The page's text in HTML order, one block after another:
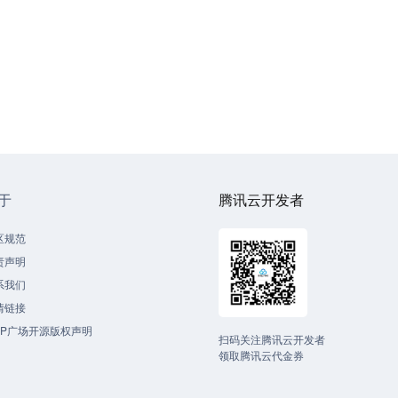
规范
声明
我们
链接
广场开源版权声明
腾讯云开发者
扫码关注腾讯云开发者
领取腾讯云代金券